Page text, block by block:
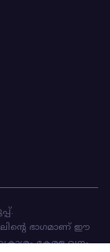
ഭാഗമാണ് ഈ
കേരള വനം